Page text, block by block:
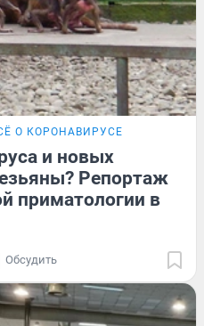
О КОРОНАВИРУСЕ
и новых
Репортаж
приматологии в
Обсудить